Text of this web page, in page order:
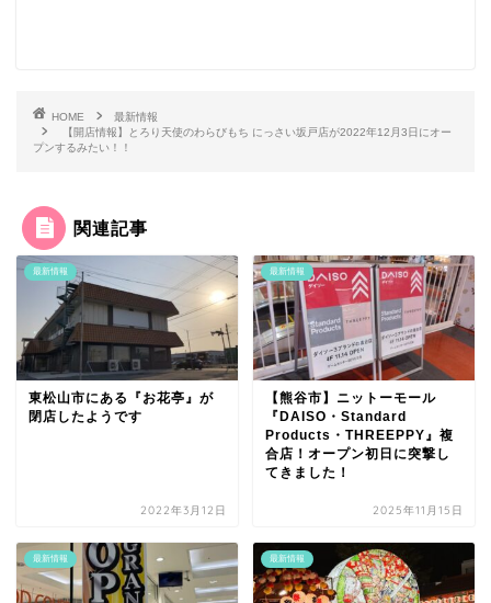
HOME
最新情報
【開店情報】とろり天使のわらびもち にっさい坂戸店が2022年12月3日にオー
プンするみたい！！
関連記事
最新情報
東松山市にある『お花亭』が
閉店したようです
2022年3月12日
最新情報
【熊谷市】ニットーモール
『DAISO・Standard
Products・THREEPPY』複
合店！オープン初日に突撃し
てきました！
2025年11月15日
最新情報 最新情報